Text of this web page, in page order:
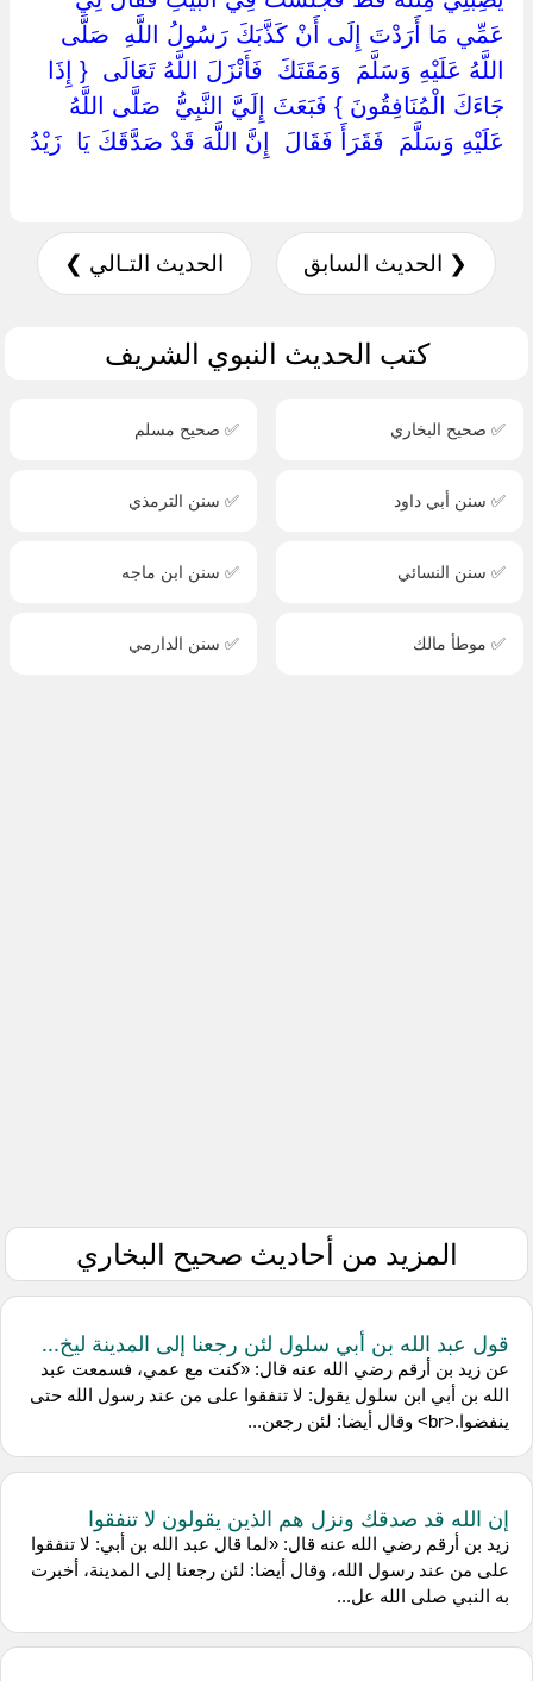
عَمِّي مَا أَرَدْتَ إِلَى أَنْ كَذَّبَكَ رَسُولُ اللَّهِ ‏ ‏صَلَّى
اللَّهُ عَلَيْهِ وَسَلَّمَ ‏ ‏وَمَقَتَكَ ‏ ‏فَأَنْزَلَ اللَّهُ تَعَالَى ‏ { ‏إِذَا
جَاءَكَ الْمُنَافِقُونَ ‏} ‏فَبَعَثَ إِلَيَّ النَّبِيُّ ‏ ‏صَلَّى اللَّهُ
عَلَيْهِ وَسَلَّمَ ‏ ‏فَقَرَأَ فَقَالَ ‏ ‏إِنَّ اللَّهَ قَدْ صَدَّقَكَ يَا ‏ ‏زَيْدُ
❮ الحديث السابق الحديث التـالي ❯
كتب الحديث النبوي الشريف
✅ صحيح البخاري ✅ صحيح مسلم
✅ سنن أبي داود ✅ سنن الترمذي
✅ سنن النسائي ✅ سنن ابن ماجه
✅ موطأ مالك ✅ سنن الدارمي
المزيد من أحاديث صحيح البخاري
قول عبد الله بن أبي سلول لئن رجعنا إلى المدينة ليخ...
عن ‌زيد بن أرقم رضي الله عنه قال: «كنت مع عمي، فسمعت عبد
الله بن أبي ابن سلول يقول: لا تنفقوا على من عند رسول الله حتى
ينفضوا.<br> وقال أيضا: لئن رجعن...
إن الله قد صدقك ونزل هم الذين يقولون لا تنفقوا
‌زيد بن أرقم رضي الله عنه قال: «لما قال عبد الله بن أبي: لا تنفقوا
على من عند رسول الله، وقال أيضا: لئن رجعنا إلى المدينة، أخبرت
به النبي صلى الله عل...